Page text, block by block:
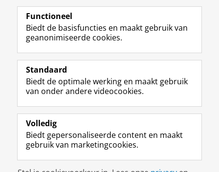
View this page in:English
Volg de RUG
F
a
e
b
o
p
a
i
L
i
k
e
I
-
p
g
R
S
-
f
e
R
k
I
n
t
r
m
c
Y
o
T
e
k
a
Studiekiezers
Alumni
Over ons
Disclaimer & Copyright
Functioneel
Biedt de basisfuncties en maakt gebruik van
geanonimiseerde cookies.
Standaard
Biedt de optimale werking en maakt gebruik
van onder andere videocookies.
Volledig
Biedt gepersonaliseerde content en maakt
gebruik van marketingcookies.